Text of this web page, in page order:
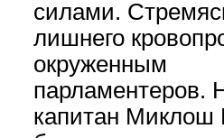
силами.
лишнего
окруженным
парламентеров.
капитан